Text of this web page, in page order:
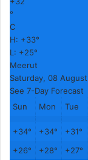
°
C
H: +33°
L: +25°
Meerut
Saturday, 08 August
See 7-Day Forecast
Sun
Mon Tue
+34° +34° +31°
+26° +28° +27°